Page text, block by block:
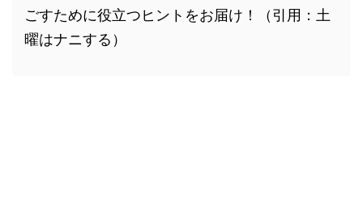
ごすために役立つヒントをお届け！（引用：土
曜はナニする）